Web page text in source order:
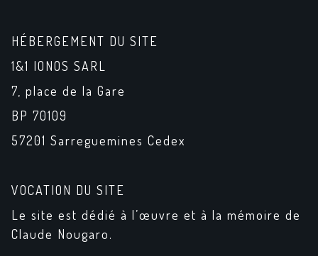
HÉBERGEMENT DU SITE
1&1 IONOS SARL
7, place de la Gare
BP 70109
57201 Sarreguemines Cedex
VOCATION DU SITE
Le site est dédié à l’œuvre et à la mémoire de
Claude Nougaro.